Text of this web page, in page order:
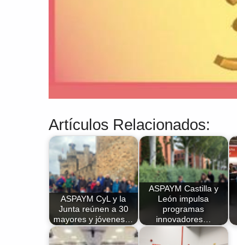
Artículos Relacionados:
ASPAYM CyL y la
Junta reúnen a 30
mayores y jóvenes…
ASPAYM Castilla y
León impulsa
programas
innovadores…